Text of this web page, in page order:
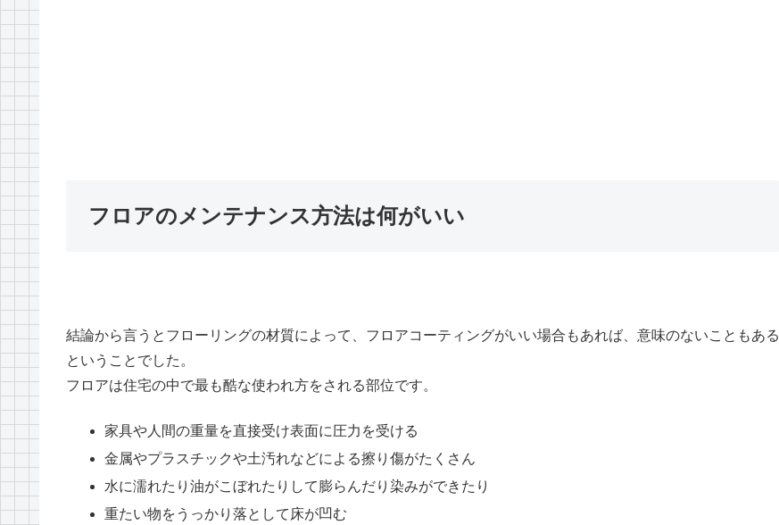
フロアのメンテナンス方法は何がいい
結論から言うとフローリングの材質によって、フロアコーティングがいい場合もあれば、意味のないこともある
ということでした。
フロアは住宅の中で最も酷な使われ方をされる部位です。
家具や人間の重量を直接受け表面に圧力を受ける
金属やプラスチックや土汚れなどによる擦り傷がたくさん
水に濡れたり油がこぼれたりして膨らんだり染みができたり
重たい物をうっかり落として床が凹む